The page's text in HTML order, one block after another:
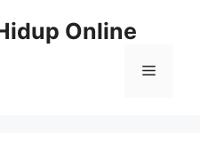
Online
Menu